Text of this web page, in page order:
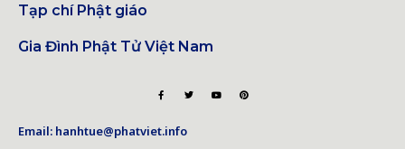
Tạp chí Phật giáo
Gia Đình Phật Tử Việt Nam
Email: hanhtue@phatviet.info